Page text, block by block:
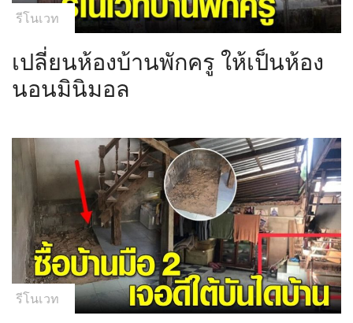
รีโนเวท
เปลี่ยนห้องบ้านพักครู ให้เป็นห้อง
นอนมินิมอล
รีโนเวท